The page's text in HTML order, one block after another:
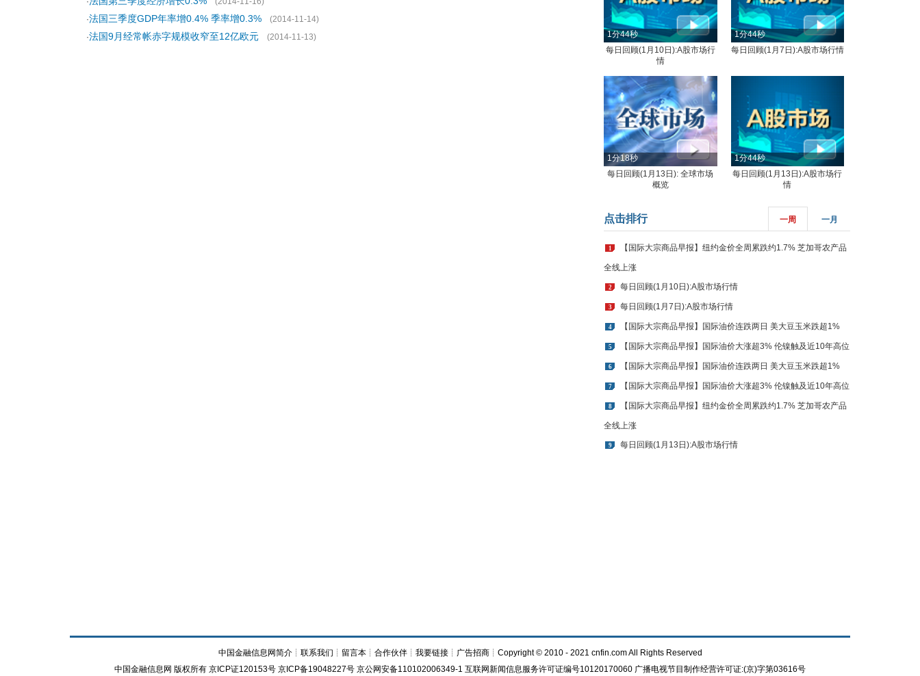
·法国三季度GDP年率增0.4% 季率增0.3%
(2014-11-14)
·法国9月经常帐赤字规模收窄至12亿欧元 (2014-11-13)
1分44秒
每日回顾(1月10日):A股市场行
情
1分44秒
每日回顾(1月7日):A股市场行情
1分18秒
每日回顾(1月13日): 全球市场
概览
1分44秒
每日回顾(1月13日):A股市场行
情
点击排行 一周 一月
1 【国际大宗商品早报】纽约金价全周累跌约1.7% 芝加哥农产品
全线上涨
2 每日回顾(1月10日):A股市场行情
3 每日回顾(1月7日):A股市场行情
4 【国际大宗商品早报】国际油价连跌两日 美大豆玉米跌超1%
5 【国际大宗商品早报】国际油价大涨超3% 伦镍触及近10年高位
6 【国际大宗商品早报】国际油价连跌两日 美大豆玉米跌超1%
7 【国际大宗商品早报】国际油价大涨超3% 伦镍触及近10年高位
8 【国际大宗商品早报】纽约金价全周累跌约1.7% 芝加哥农产品
全线上涨
9 每日回顾(1月13日):A股市场行情
中国金融信息网简介┊ 联系我们 ┊ 留言本┊ 合作伙伴┊ 我要链接┊ 广告招商┊Copyright © 2010 - 2021 cnfin.com All Rights Reserved
中国金融信息网 版权所有 京ICP证120153号 京ICP备19048227号 京公网安备110102006349-1 互联网新闻信息服务许可证编号10120170060 广播电视节目制作经营许可证:(京)字第03616号